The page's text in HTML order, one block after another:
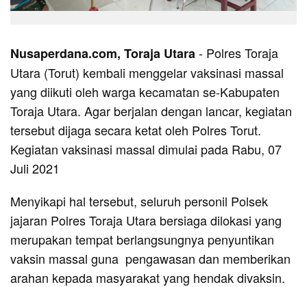
Nusaperdana.com, Toraja Utara- Polres Toraja
Utara (Torut) kembali menggelar vaksinasi massal
yang diikuti oleh warga kecamatan se-Kabupaten
Toraja Utara. Agar berjalan dengan lancar, kegiatan
tersebut dijaga secara ketat oleh Polres Torut.
Kegiatan vaksinasi massal dimulai pada Rabu, 07
Juli 2021
Menyikapi hal tersebut, seluruh personil Polsek
jajaran Polres Toraja Utara bersiaga dilokasi yang
merupakan tempat berlangsungnya penyuntikan
vaksin massal guna pengawasan dan memberikan
arahan kepada masyarakat yang hendak divaksin.